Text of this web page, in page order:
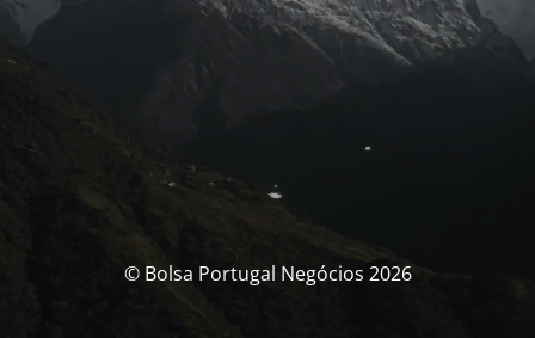
© Bolsa Portugal Negócios 2026